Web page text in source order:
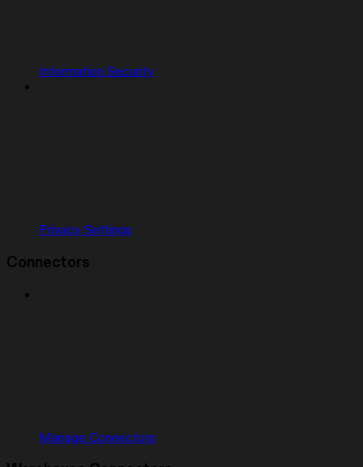
Information Security
Privacy Settings
Connectors
Manage Connectors